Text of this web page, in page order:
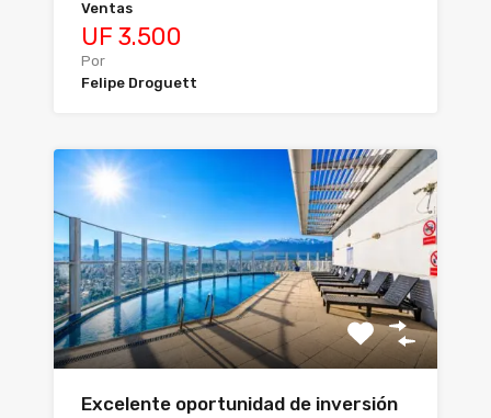
Ventas
UF 3.500
Por
Felipe Droguett
Excelente oportunidad de inversión